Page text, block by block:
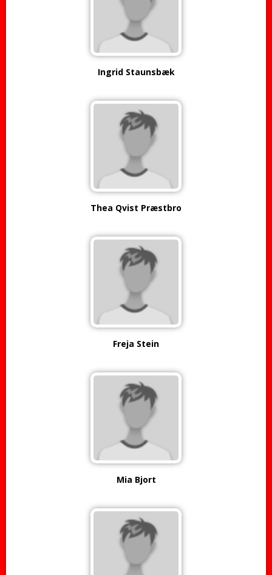
Ingrid Staunsbæk
Thea Qvist Præstbro
Freja Stein
Mia Bjort